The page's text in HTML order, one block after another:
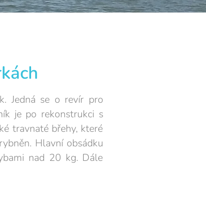
Jedná se o revír pro
je po rekonstrukci s
travnaté břehy, které
Hlavní obsádku
nad 20 kg. Dále